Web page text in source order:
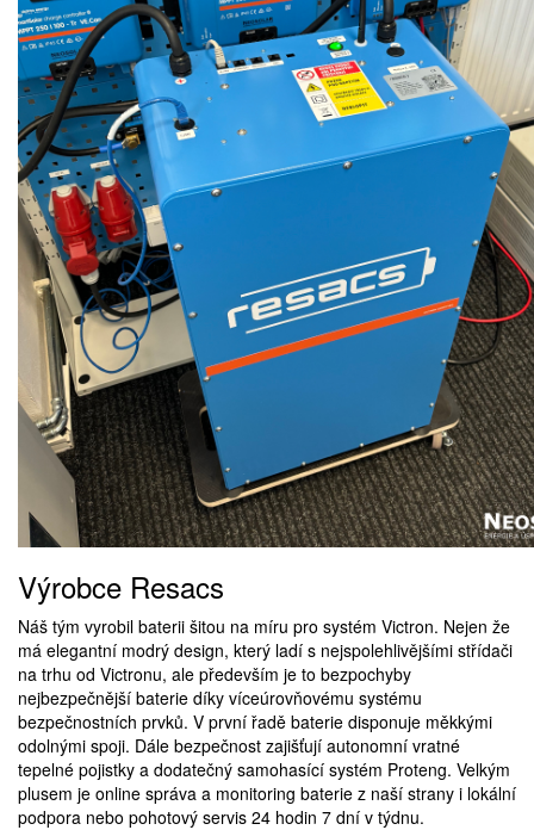
Výrobce Resacs
Náš tým vyrobil baterii šitou na míru pro systém Victron. Nejen že
má elegantní modrý design, který ladí s nejspolehlivějšími střídači
na trhu od Victronu, ale především je to bezpochyby
nejbezpečnější baterie díky víceúrovňovému systému
bezpečnostních prvků. V první řadě baterie disponuje měkkými
odolnými spoji. Dále bezpečnost zajišťují autonomní vratné
tepelné pojistky a dodatečný samohasící systém Proteng. Velkým
plusem je online správa a monitoring baterie z naší strany i lokální
podpora nebo pohotový servis 24 hodin 7 dní v týdnu.